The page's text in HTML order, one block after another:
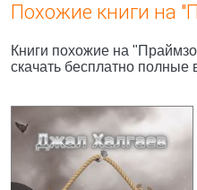
Похожие книги на
Книги похожие на
скачать бесплатно полные